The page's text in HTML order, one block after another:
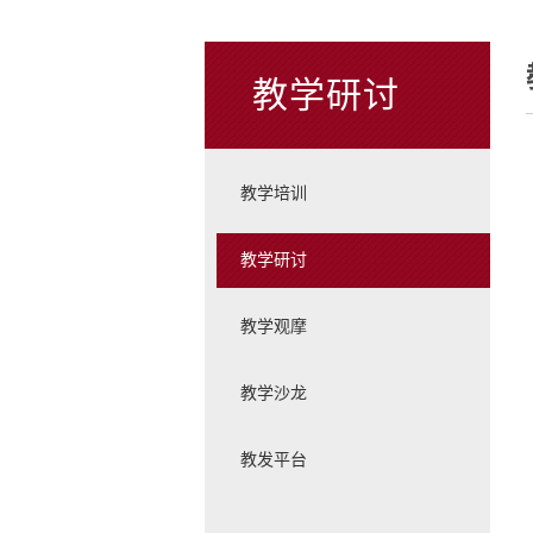
教学研讨
教学培训
教学研讨
教学观摩
教学沙龙
教发平台